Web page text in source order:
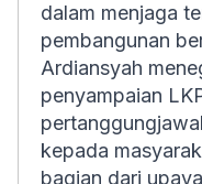
dalam menjaga
pembangunan
Ardiansyah
penyampaian
kepada
bagian dari